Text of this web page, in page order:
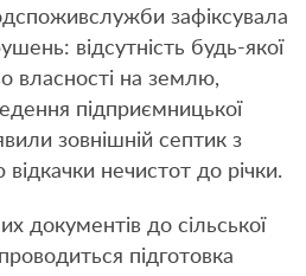
зафіксувала
відсутність будь-якої
власності на землю,
підприємницької
зовнішній септик з
нечистот до річки.
документів до сільської
підготовка